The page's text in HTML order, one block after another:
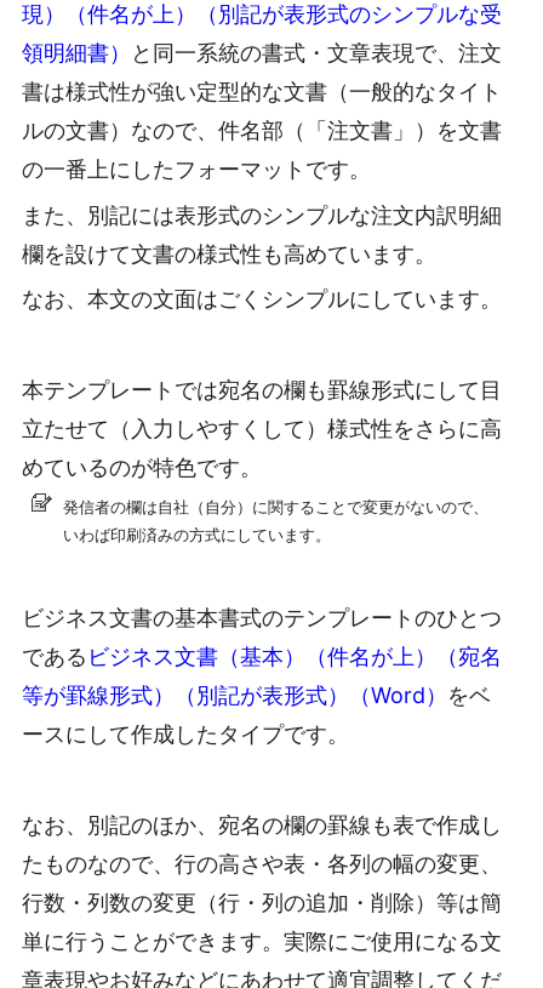
現）（件名が上）（別記が表形式のシンプルな受
領明細書）
と同一系統の書式・文章表現で、注文
書は様式性が強い定型的な文書（一般的なタイト
ルの文書）なので、件名部（「注文書」）を文書
の一番上にしたフォーマットです。
また、別記には表形式のシンプルな注文内訳明細
欄を設けて文書の様式性も高めています。
なお、本文の文面はごくシンプルにしています。
本テンプレートでは宛名の欄も罫線形式にして目
立たせて（入力しやすくして）様式性をさらに高
めているのが特色です。
発信者の欄は自社（自分）に関することで変更がないので、
いわば印刷済みの方式にしています。
ビジネス文書の基本書式のテンプレートのひとつ
である ビジネス文書（基本）（件名が上）（宛名
等が罫線形式）（別記が表形式）（Word） をベ
ースにして作成したタイプです。
なお、別記のほか、宛名の欄の罫線も表で作成し
たものなので、行の高さや表・各列の幅の変更、
行数・列数の変更（行・列の追加・削除）等は簡
単に行うことができます。実際にご使用になる文
章表現やお好みなどにあわせて適宜調整してくだ